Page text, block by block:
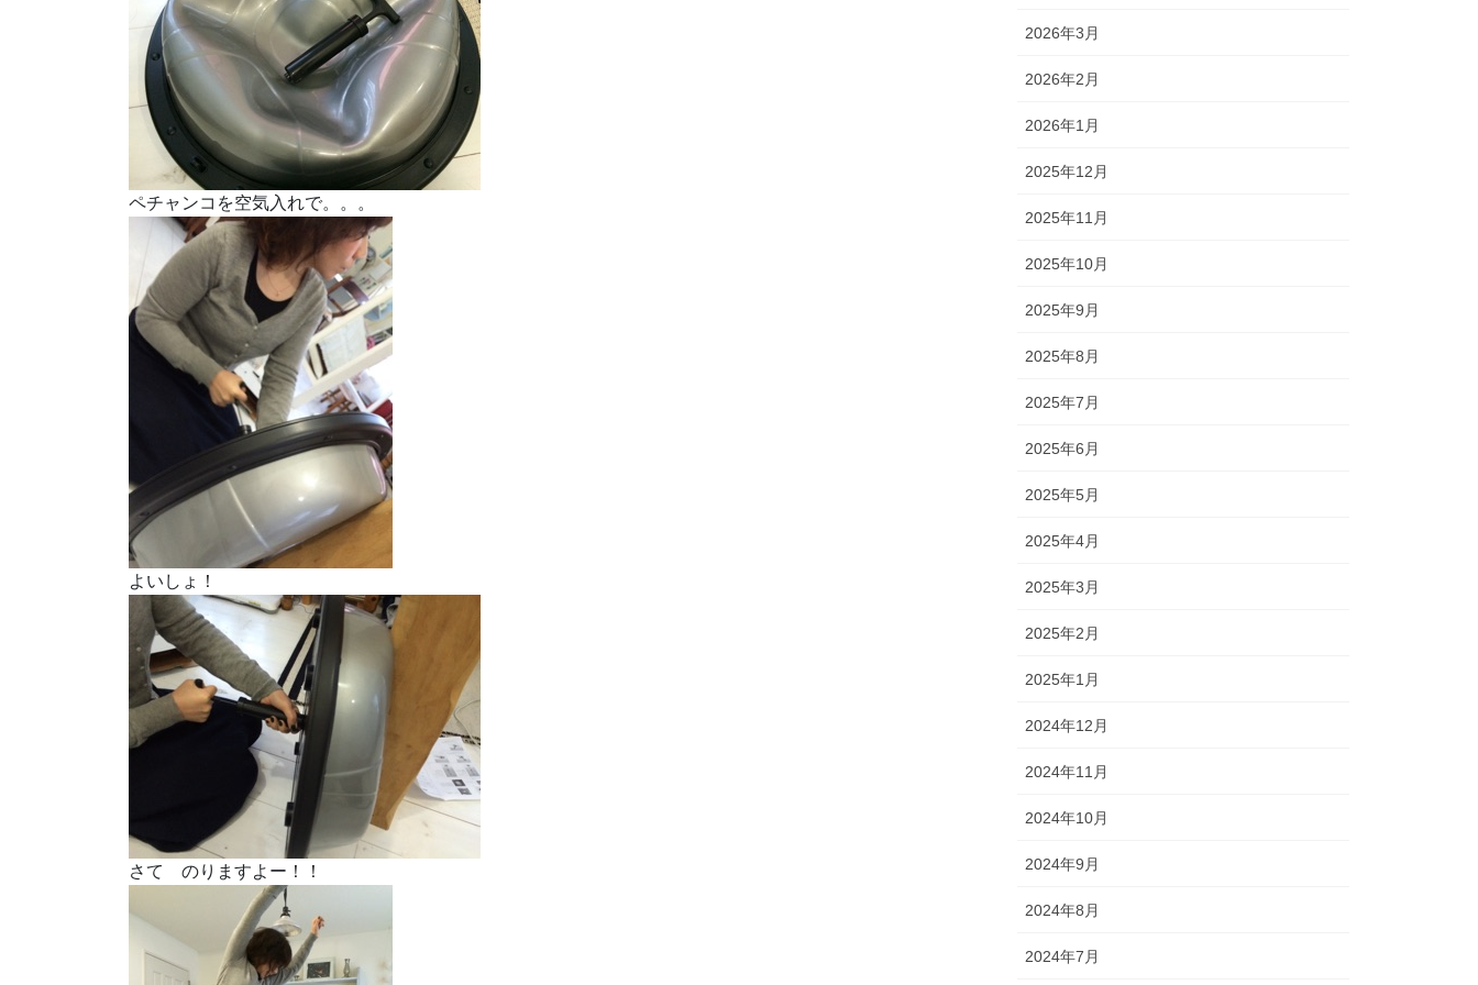
ペチャンコを空気入れで。。。
よいしょ！
さて のりますよー！！
2026年3月
2026年2月
2026年1月
2025年12月
2025年11月
2025年10月
2025年9月
2025年8月
2025年7月
2025年6月
2025年5月
2025年4月
2025年3月
2025年2月
2025年1月
2024年12月
2024年11月
2024年10月
2024年9月
2024年8月
2024年7月